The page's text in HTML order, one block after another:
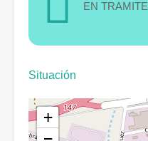
EN TRAMITE
Situación
+